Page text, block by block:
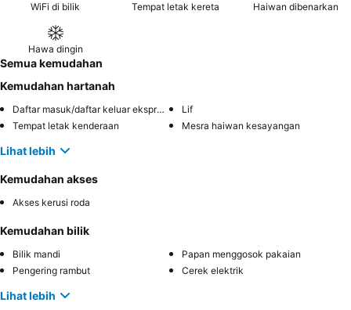
WiFi di bilik Tempat letak kereta Haiwan dibenarkan
Hawa dingin
Semua kemudahan
Kemudahan hartanah
Daftar masuk/daftar keluar ekspres
Lif
Tempat letak kenderaan
Mesra haiwan kesayangan
Lihat lebih
Kemudahan akses
Akses kerusi roda
Kemudahan bilik
Bilik mandi
Papan menggosok pakaian
Pengering rambut
Cerek elektrik
Lihat lebih